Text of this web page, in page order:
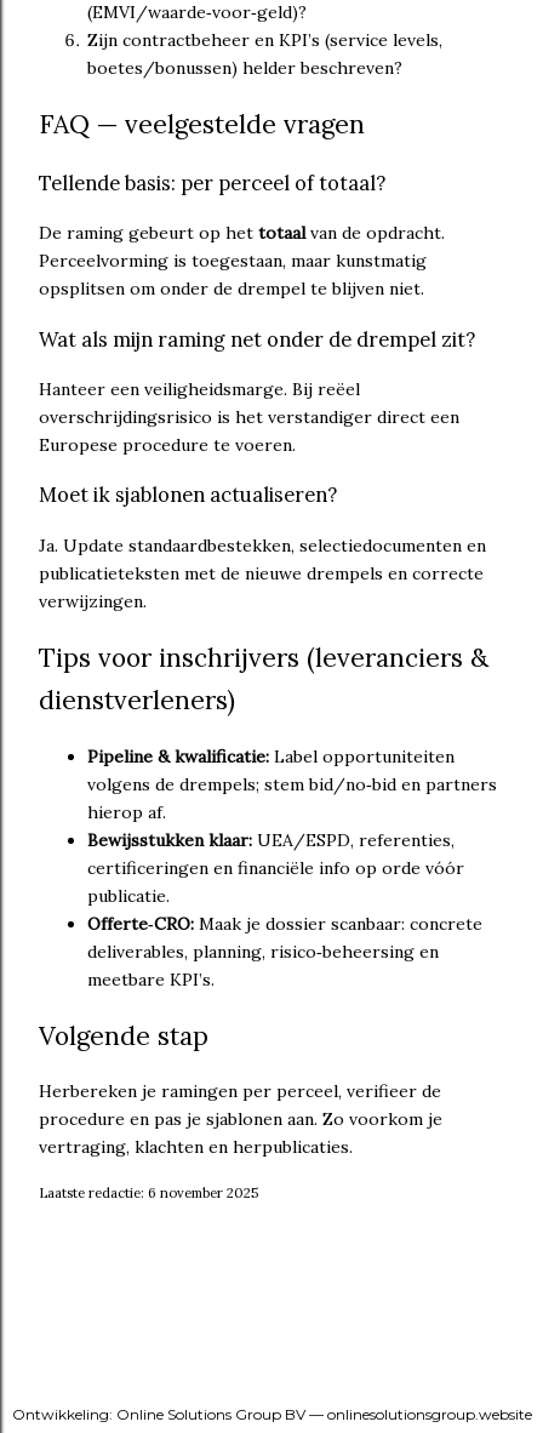
(EMVI/waarde‑voor‑geld)?
Zijn contractbeheer en KPI’s (service levels,
boetes/bonussen) helder beschreven?
FAQ — veelgestelde vragen
Tellende basis: per perceel of totaal?
De raming gebeurt op het totaalvan de opdracht.
Perceelvorming is toegestaan, maar kunstmatig
opsplitsen om onder de drempel te blijven niet.
Wat als mijn raming net onder de drempel zit?
Hanteer een veiligheidsmarge. Bij reëel
overschrijdingsrisico is het verstandiger direct een
Europese procedure te voeren.
Moet ik sjablonen actualiseren?
Ja. Update standaardbestekken, selectiedocumenten en
publicatieteksten met de nieuwe drempels en correcte
verwijzingen.
Tips voor inschrijvers (leveranciers &
dienstverleners)
Pipeline & kwalificatie: Label opportuniteiten
volgens de drempels; stem bid/no‑bid en partners
hierop af.
Bewijsstukken klaar: UEA/ESPD, referenties,
certificeringen en financiële info op orde vóór
publicatie.
Offerte‑CRO: Maak je dossier scanbaar: concrete
deliverables, planning, risico‑beheersing en
meetbare KPI’s.
Volgende stap
Herbereken je ramingen per perceel, verifieer de
procedure en pas je sjablonen aan. Zo voorkom je
vertraging, klachten en herpublicaties.
Laatste redactie: 6 november 2025
Ontwikkeling: Online Solutions Group BV — onlinesolutionsgroup.website